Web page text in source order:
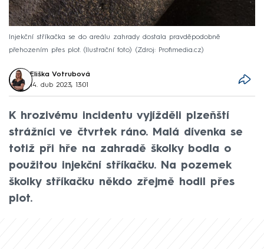
Injekční stříkačka se do areálu zahrady dostala pravděpodobně
přehozením přes plot. (Ilustrační foto)
Zdroj: Profimedia.cz
Eliška Votrubová
14. dub 2023, 13:01
K hrozivému incidentu vyjížděli plzeňští
strážníci ve čtvrtek ráno. Malá dívenka se
totiž při hře na zahradě školky bodla o
použitou injekční stříkačku. Na pozemek
školky stříkačku někdo zřejmě hodil přes
plot.